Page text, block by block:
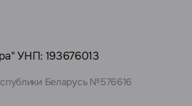
УНП: 193676013
Беларусь №576616